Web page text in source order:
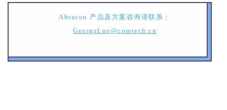
Abracon 产品及方案咨询请联系：
GeorgeLuo@comtech.cn